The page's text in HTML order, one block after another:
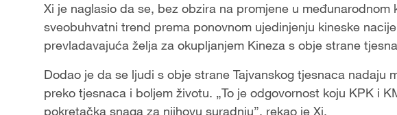
Xi je naglasio da se, bez obzira na promjene u međunarodnom
sveobuhvatni trend prema ponovnom ujedinjenju kineske
prevladavajuća želja za okupljanjem Kineza s obje strane
Dodao je da se ljudi s obje strane Tajvanskog tjesnaca nadaju
preko tjesnaca i boljem životu. „To je odgovornost koju KPK i
pokretačka snaga za njihovu suradnju”, rekao je Xi.